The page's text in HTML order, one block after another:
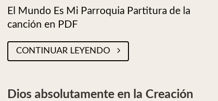
El Mundo Es Mi Parroquia Partitura de la
canción en PDF
CONTINUAR LEYENDO
Dios absolutamente en la Creación